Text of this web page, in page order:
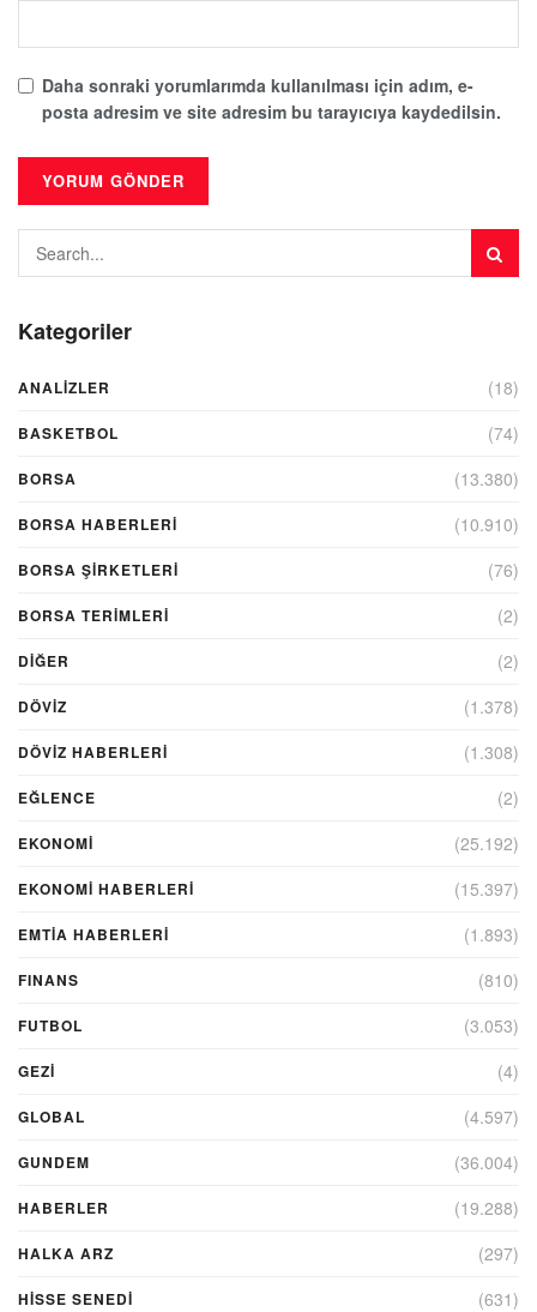
Daha sonraki yorumlarımda kullanılması için adım, e-
posta adresim ve site adresim bu tarayıcıya kaydedilsin.
Kategoriler
ANALIZLER (18)
BASKETBOL (74)
BORSA (13.380)
BORSA HABERLERI (10.910)
BORSA ŞIRKETLERI (76)
BORSA TERIMLERI (2)
DIĞER (2)
DÖVİZ (1.378)
DÖVIZ HABERLERI (1.308)
EĞLENCE (2)
EKONOMİ (25.192)
EKONOMI HABERLERI (15.397)
EMTIA HABERLERI (1.893)
FINANS (810)
FUTBOL (3.053)
GEZI (4)
GLOBAL (4.597)
GUNDEM (36.004)
HABERLER (19.288)
HALKA ARZ (297)
HİSSE SENEDİ (631)